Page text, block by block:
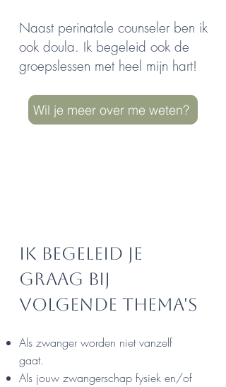
Naast perinatale counseler ben ik
ook doula. Ik begeleid ook de
groepslessen met heel mijn hart!
Wil je meer over me weten?
Ik begeleid je
graag bij
volgende thema's
Als zwanger worden niet vanzelf
gaat.
Als jouw zwangerschap fysiek en/of